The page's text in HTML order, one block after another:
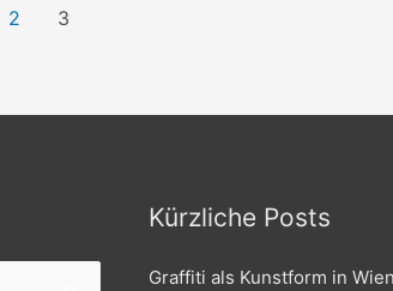
2 3
Kürzliche Posts
Graffiti als Kunstform in